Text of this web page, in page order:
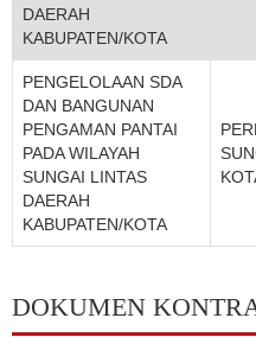
DAERAH
KABUPATEN/KOTA
PENGELOLAAN SDA
DAN BANGUNAN
PENGAMAN PANTAI
PADA WILAYAH
SUNGAI LINTAS
DAERAH
KABUPATEN/KOTA
DOKUMEN